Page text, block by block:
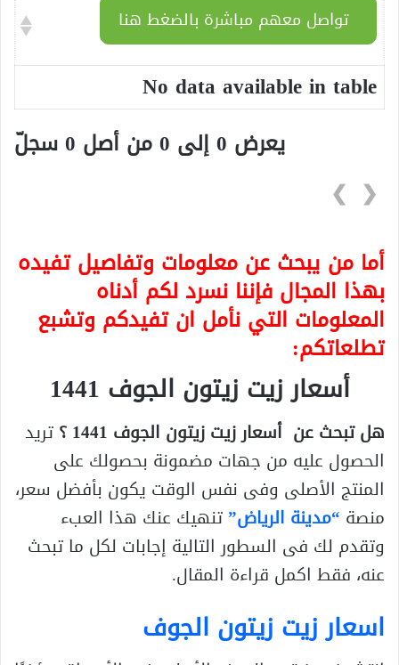
تواصل معهم مباشرة بالضغط هنا
No data available in table
يعرض 0 إلى 0 من أصل 0 سجلّ
❮
❯
أما من يبحث عن معلومات وتفاصيل تفيده
بهذا المجال فإننا نسرد لكم أدناه
المعلومات التي نأمل ان تفيدكم وتشبع
تطلعاتكم:
أسعار زيت زيتون الجوف 1441
هل تبحث عن أسعار زيت زيتون الجوف 1441 ؟تريد
الحصول عليه من جهات مضمونة بحصولك على
المنتج الأصلى وفى نفس الوقت يكون بأفضل سعر،
منصة “مدينة الرياض”تنهيك عنك هذا العبء
وتقدم لك فى السطور التالية إجابات لكل ما تبحث
عنه، فقط اكمل قراءة المقال.
اسعار زيت زيتون الجوف